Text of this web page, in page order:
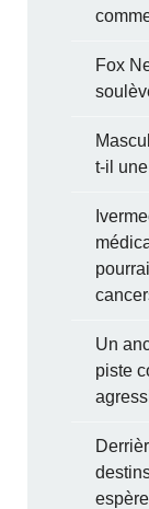
Fox
t-il
Un
piste